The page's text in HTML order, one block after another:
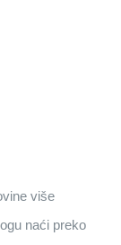
više
naći preko